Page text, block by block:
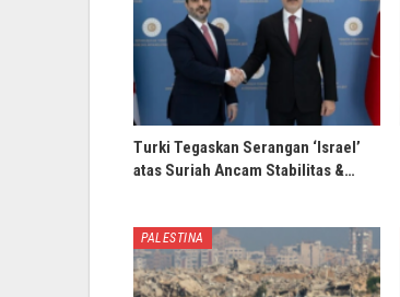
Turki Tegaskan Serangan ‘Israel’
atas Suriah Ancam Stabilitas &…
PALESTINA